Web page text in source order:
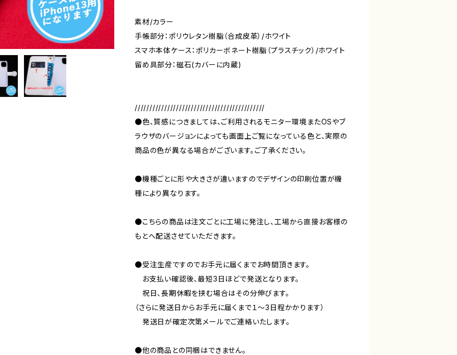
素材/カラー
手帳部分：ポリウレタン樹脂（合成皮革）/ホワイト
スマホ本体ケース：ポリカーボネート樹脂（プラスチック）/ホワイト
留め具部分：磁石(カバーに内蔵)
////////////////////////////////////////////
●色、質感につきましては、ご利用されるモニター環境またOSやブ
ラウザのバージョンによっても画面上ご覧になっている色と、実際の
商品の色が異なる場合がございます。ご了承ください。
●機種ごとに形や大きさが違いますのでデザインの印刷位置が機
種により異なります。
●こちらの商品は注文ごとに工場に発注し、工場から直接お客様の
もとへ配送させていただきます。
●受注生産ですのでお手元に届くまでお時間頂きます。
お支払い確認後、最短3日ほどで発送となります。
祝日、長期休暇を挟む場合はその分伸びます。
（さらに発送日からお手元に届くまで１～3日程かかります）
発送日が確定次第メールでご連絡いたします。
●他の商品との同梱はできません。